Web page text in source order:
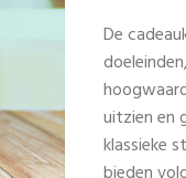
De
uitzien en
klassieke